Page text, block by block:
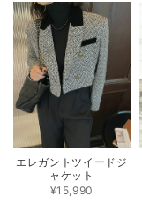
エレガントツイードジ
ャケット
¥15,990